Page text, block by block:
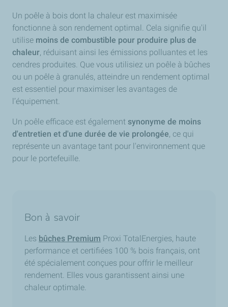
Un poêle à bois dont la chaleur est maximisée
fonctionne à son rendement optimal. Cela signifie qu'il
utilise moins de combustible pour produire plus de
chaleur, réduisant ainsi les émissions polluantes et les
cendres produites. Que vous utilisiez un poêle à bûches
ou un poêle à granulés, atteindre un rendement optimal
est essentiel pour maximiser les avantages de
l’équipement.
Un poêle efficace est également synonyme de moins
d'entretien et d'une durée de vie prolongée, ce qui
représente un avantage tant pour l'environnement que
pour le portefeuille.
Bon à savoir
Les bûches Premium Proxi TotalEnergies, haute
performance et certifiées 100 % bois français, ont
été spécialement conçues pour offrir le meilleur
rendement. Elles vous garantissent ainsi une
chaleur optimale.